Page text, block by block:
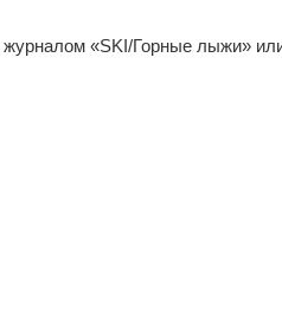
журналом «SKI/Горные лыжи»